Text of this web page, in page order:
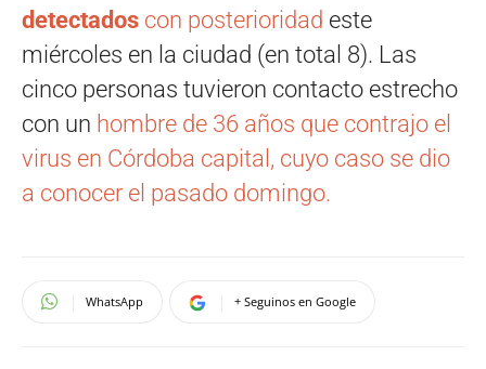
detectados con posterioridad este
miércoles en la ciudad (en total 8). Las
cinco personas tuvieron contacto estrecho
con un hombre de 36 años que contrajo el
virus en Córdoba capital, cuyo caso se dio
a conocer el pasado domingo.
WhatsApp + Seguinos en Google